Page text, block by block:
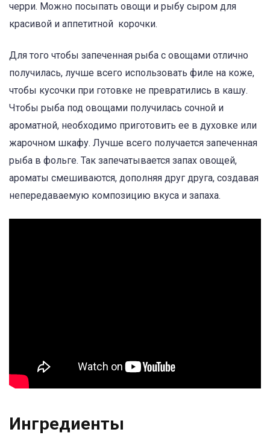
черри. Можно посыпать овощи и рыбу сыром для
красивой и аппетитной корочки.
Для того чтобы запеченная рыба с овощами отлично
получилась, лучше всего использовать филе на коже,
чтобы кусочки при готовке не превратились в кашу.
Чтобы рыба под овощами получилась сочной и
ароматной, необходимо приготовить ее в духовке или
жарочном шкафу. Лучше всего получается запеченная
рыба в фольге. Так запечатывается запах овощей,
ароматы смешиваются, дополняя друг друга, создавая
непередаваемую композицию вкуса и запаха.
Ингредиенты